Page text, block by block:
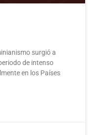
surgió a
de intenso
en los Países